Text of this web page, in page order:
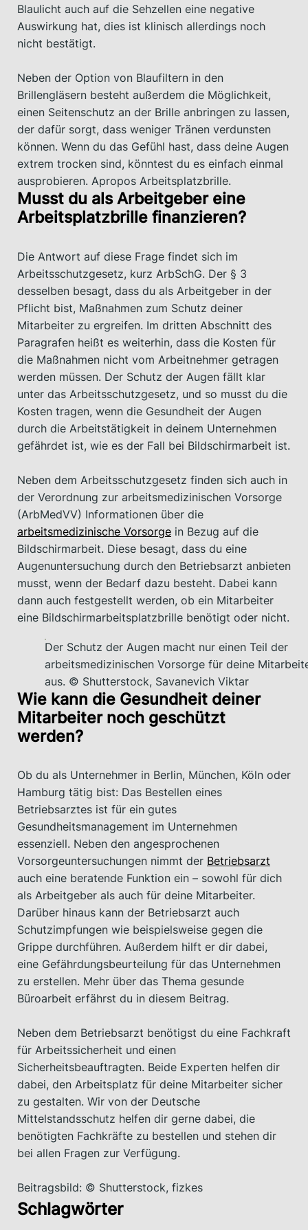
Blaulicht auch auf die Sehzellen eine negative
Auswirkung hat, dies ist klinisch allerdings noch
nicht bestätigt.
Neben der Option von Blaufiltern in den
Brillengläsern besteht außerdem die Möglichkeit,
einen Seitenschutz an der Brille anbringen zu lassen,
der dafür sorgt, dass weniger Tränen verdunsten
können. Wenn du das Gefühl hast, dass deine Augen
extrem trocken sind, könntest du es einfach einmal
ausprobieren. Apropos Arbeitsplatzbrille.
Musst du als Arbeitgeber eine
Arbeitsplatzbrille finanzieren?
Die Antwort auf diese Frage findet sich im
Arbeitsschutzgesetz, kurz ArbSchG. Der § 3
desselben besagt, dass du als Arbeitgeber in der
Pflicht bist, Maßnahmen zum Schutz deiner
Mitarbeiter zu ergreifen. Im dritten Abschnitt des
Paragrafen heißt es weiterhin, dass die Kosten für
die Maßnahmen nicht vom Arbeitnehmer getragen
werden müssen. Der Schutz der Augen fällt klar
unter das Arbeitsschutzgesetz, und so musst du die
Kosten tragen, wenn die Gesundheit der Augen
durch die Arbeitstätigkeit in deinem Unternehmen
gefährdet ist, wie es der Fall bei Bildschirmarbeit ist.
Neben dem Arbeitsschutzgesetz finden sich auch in
der Verordnung zur arbeitsmedizinischen Vorsorge
(ArbMedVV) Informationen über die
arbeitsmedizinische Vorsorge in Bezug auf die
Bildschirmarbeit. Diese besagt, dass du eine
Augenuntersuchung durch den Betriebsarzt anbieten
musst, wenn der Bedarf dazu besteht. Dabei kann
dann auch festgestellt werden, ob ein Mitarbeiter
eine Bildschirmarbeitsplatzbrille benötigt oder nicht.
Der Schutz der Augen macht nur einen Teil der
arbeitsmedizinischen Vorsorge für deine
aus. © Shutterstock, Savanevich Viktar
Wie kann die Gesundheit deiner
Mitarbeiter noch geschützt
werden?
Ob du als Unternehmer in Berlin, München, Köln oder
Hamburg tätig bist: Das Bestellen eines
Betriebsarztes ist für ein gutes
Gesundheitsmanagement im Unternehmen
essenziell. Neben den angesprochenen
Vorsorgeuntersuchungen nimmt der Betriebsarzt
auch eine beratende Funktion ein – sowohl für dich
als Arbeitgeber als auch für deine Mitarbeiter.
Darüber hinaus kann der Betriebsarzt auch
Schutzimpfungen wie beispielsweise gegen die
Grippe durchführen. Außerdem hilft er dir dabei,
eine Gefährdungsbeurteilung für das Unternehmen
zu erstellen. Mehr über das Thema gesunde
Büroarbeit erfährst du in diesem Beitrag.
Neben dem Betriebsarzt benötigst du eine Fachkraft
für Arbeitssicherheit und einen
Sicherheitsbeauftragten. Beide Experten helfen dir
dabei, den Arbeitsplatz für deine Mitarbeiter sicher
zu gestalten. Wir von der Deutsche
Mittelstandsschutz helfen dir gerne dabei, die
benötigten Fachkräfte zu bestellen und stehen dir
bei allen Fragen zur Verfügung.
Beitragsbild: © Shutterstock, fizkes
Schlagwörter